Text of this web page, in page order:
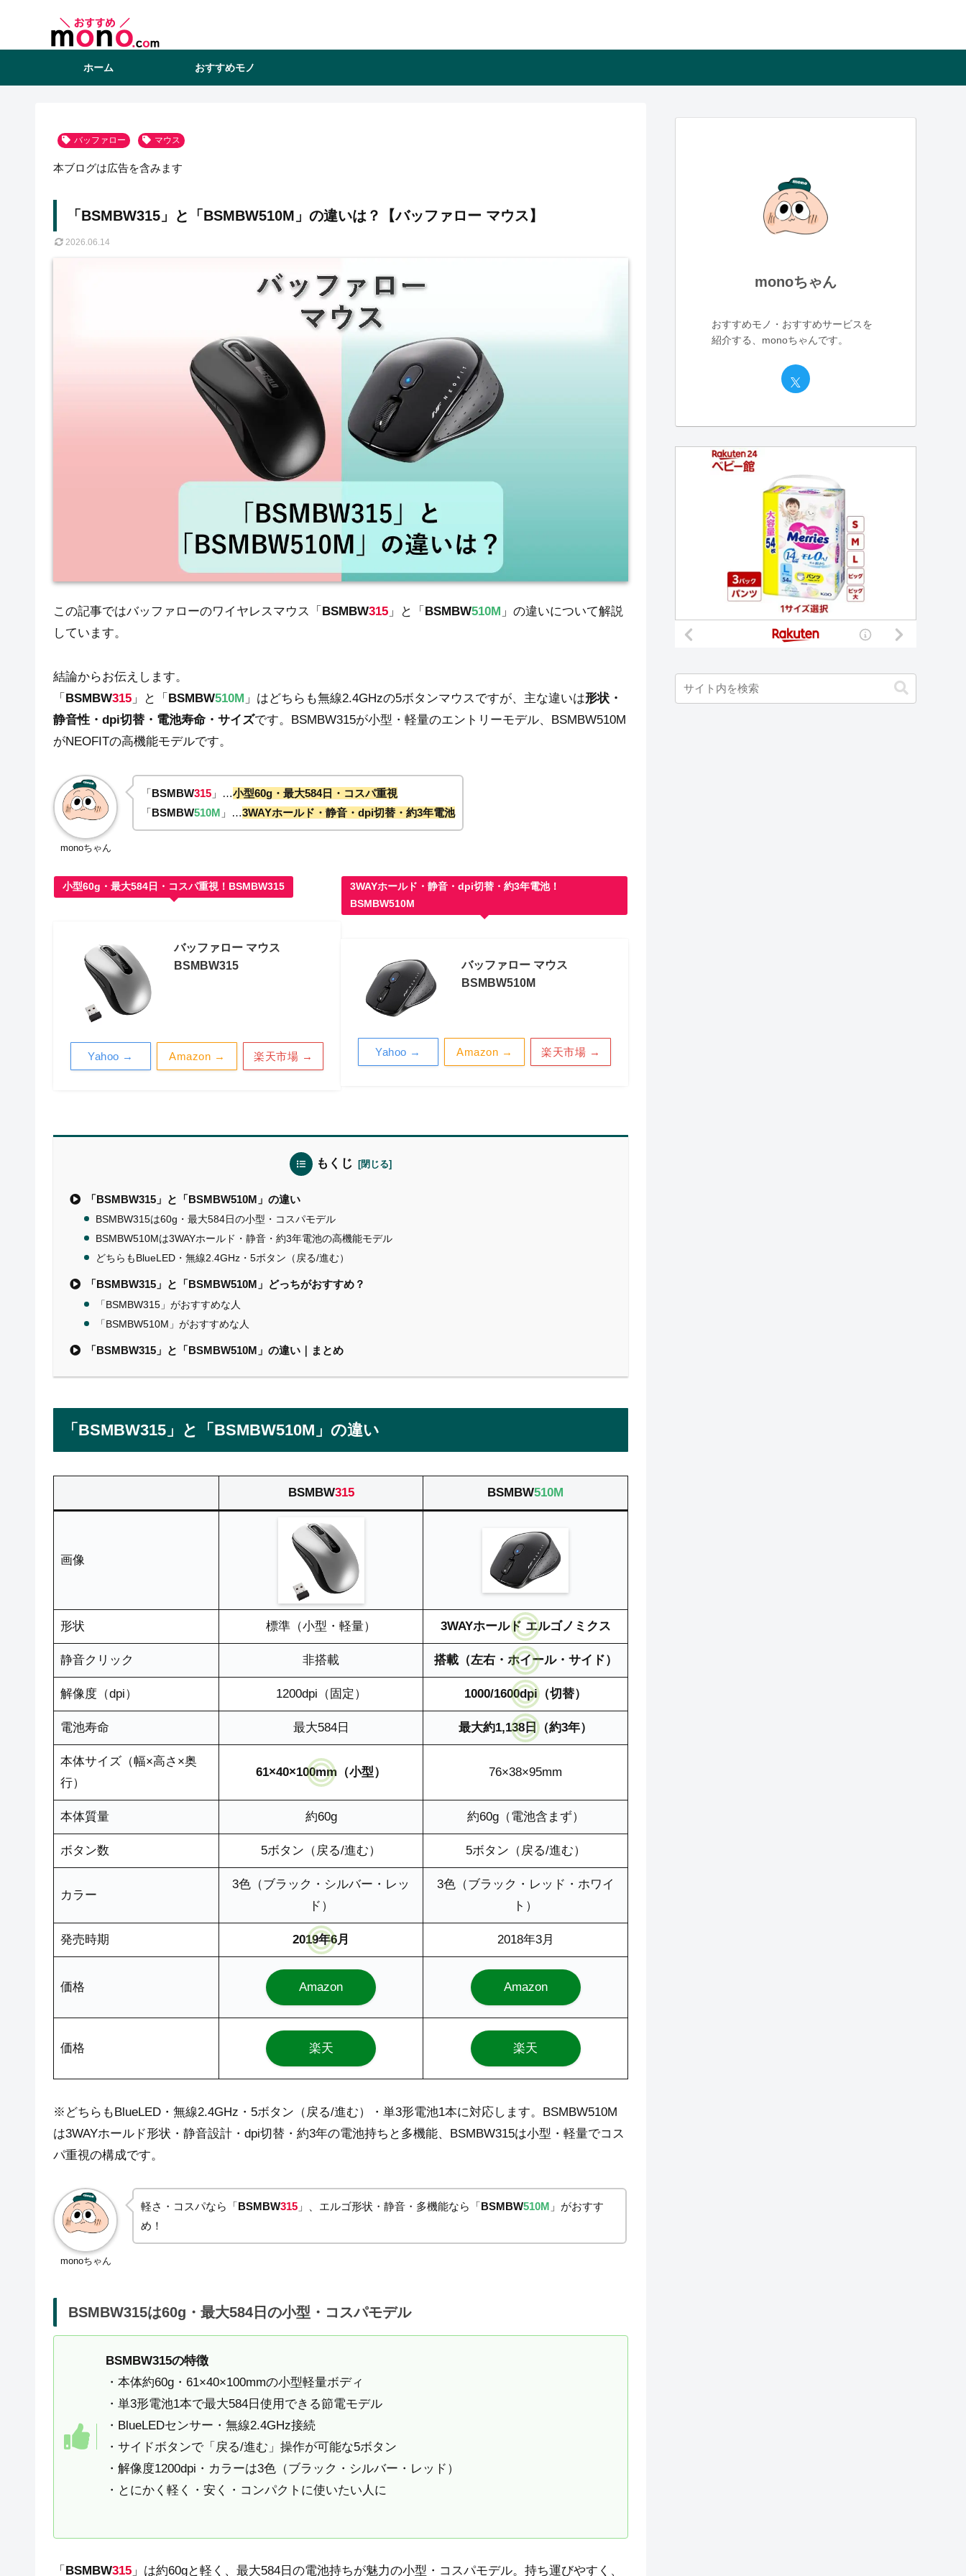
ホーム おすすめモノ
バッファロー マウス
「BSMBW315」と「BSMBW510M」の違いは？【バッファロー マウス】
2026.06.14
本ブログは広告を含みます
この記事ではバッファローのワイヤレスマウス「 BSMBW315 」と「 BSMBW510M 」の違いについて解説
しています。
結論からお伝えします。
「 BSMBW315 」と「 BSMBW510M 」はどちらも無線2.4GHzの5ボタンマウスですが、主な違いは形状・
静音性・dpi切替・電池寿命・サイズです。BSMBW315が小型・軽量のエントリーモデル、BSMBW510M
がNEOFITの高機能モデルです。
monoちゃん
「BSMBW315 」…小型60g・最大584日・コスパ重視
「BSMBW510M 」…3WAYホールド・静音・dpi切替・約3年電池
小型60g・最大584日・コスパ重視！BSMBW315
バッファロー マウス
BSMBW315
Amazon → 楽天市場 →
Yahoo →
3WAYホールド・静音・dpi切替・約3年電池！
BSMBW510M
バッファロー マウス
BSMBW510M
Amazon → 楽天市場 →
Yahoo →
もくじ
「BSMBW315」と「BSMBW510M」の違い
BSMBW315は60g・最大584日の小型・コスパモデル
BSMBW510Mは3WAYホールド・静音・約3年電池の高機能モデル
どちらもBlueLED・無線2.4GHz・5ボタン（戻る/進む）
「BSMBW315」と「BSMBW510M」どっちがおすすめ？
「BSMBW315」がおすすめな人
「BSMBW510M」がおすすめな人
「BSMBW315」と「BSMBW510M」の違い｜まとめ
「BSMBW315」と「BSMBW510M」の違い
BSMBW315 BSMBW510M
画像
形状 標準（小型・軽量） 3WAYホールド エルゴノミクス
静音クリック 非搭載 搭載（左右・ホイール・サイド）
解像度（dpi） 1200dpi（固定） 1000/1600dpi（切替）
電池寿命 最大584日 最大約1,138日（約3年）
本体サイズ（幅×高さ×奥
行）
61×40×100mm（小型） 76×38×95mm
本体質量 約60g 約60g（電池含まず）
ボタン数 5ボタン（戻る/進む） 5ボタン（戻る/進む）
カラー
3色（ブラック・シルバー・レッ
ド）
3色（ブラック・レッド・ホワイ
ト）
発売時期 2019年6月 2018年3月
価格 Amazon Amazon
価格 楽天 楽天
※どちらもBlueLED・無線2.4GHz・5ボタン（戻る/進む）・単3形電池1本に対応します。BSMBW510M
は3WAYホールド形状・静音設計・dpi切替・約3年の電池持ちと多機能、BSMBW315は小型・軽量でコス
パ重視の構成です。
monoちゃん
軽さ・コスパなら「BSMBW315 」、エルゴ形状・静音・多機能なら「BSMBW510M 」がおすす
め！
BSMBW315は60g・最大584日の小型・コスパモデル
BSMBW315の特徴
・本体約60g・61×40×100mmの小型軽量ボディ
・単3形電池1本で最大584日使用できる節電モデル
・BlueLEDセンサー・無線2.4GHz接続
・サイドボタンで「戻る/進む」操作が可能な5ボタン
・解像度1200dpi・カラーは3色（ブラック・シルバー・レッド）
・とにかく軽く・安く・コンパクトに使いたい人に
「 BSMBW315 」は約60gと軽く、最大584日の電池持ちが魅力の小型・コスパモデル。持ち運びやすく、
monoちゃん
おすすめモノ・おすすめサービスを
紹介する、monoちゃんです。